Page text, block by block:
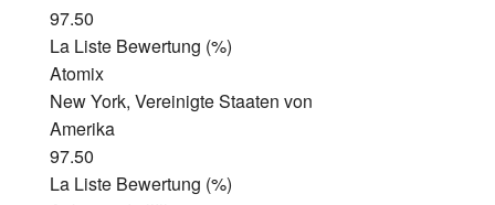
97.50
La Liste Bewertung (%)
Atomix
New York, Vereinigte Staaten von
Amerika
97.50
La Liste Bewertung (%)